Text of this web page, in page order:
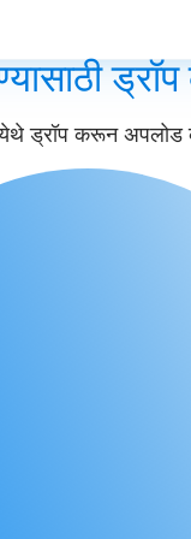
येथे ड्रॉप करून अपलोड